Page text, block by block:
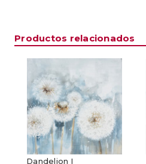
Productos relacionados
Dandelion I